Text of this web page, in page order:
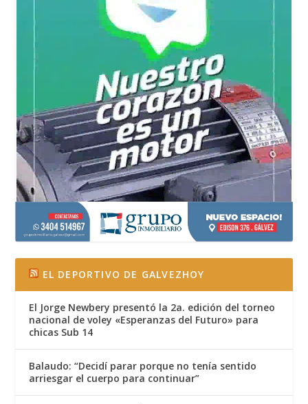
EL DEPORTIVO DE GALVEZHOY
El Jorge Newbery presentó la 2a. edición del torneo
nacional de voley «Esperanzas del Futuro» para
chicas Sub 14
Balaudo: “Decidí parar porque no tenía sentido
arriesgar el cuerpo para continuar”